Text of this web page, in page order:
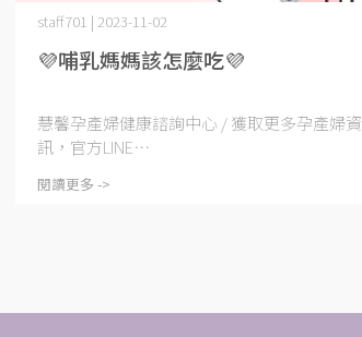
💜哺乳媽媽該怎麼吃💜
staff701 | 2023-11-02
慧馨孕產婦健康諮詢中心 / 獲取更多孕產婦資
訊，官方LINE⋯
閱讀更多 ->